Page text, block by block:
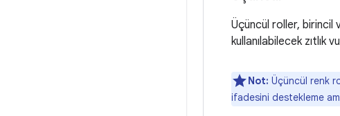
Üçüncül roller, birincil
kullanılabilecek zıtlık
Not: Üçüncül renk
ifadesini destekleme